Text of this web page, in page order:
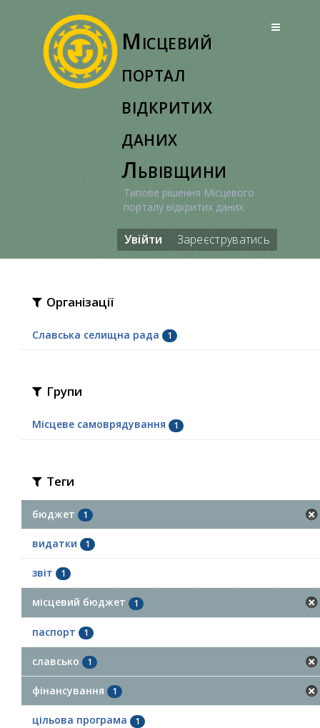
Місцевий
портал
відкритих
даних
Львівщини
Типове рішення Місцевого
порталу відкритих даних
Увійти Зареєструватись
Організації
Славська селищна рада 1
Групи
Місцеве самоврядування 1
Теги
бюджет 1
видатки 1
звіт 1
місцевий бюджет 1
паспорт 1
славсько 1
фінансування 1
цільова програма 1